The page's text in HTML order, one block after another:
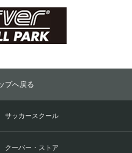
プへ戻る
サッカースクール
クーバー・ストア